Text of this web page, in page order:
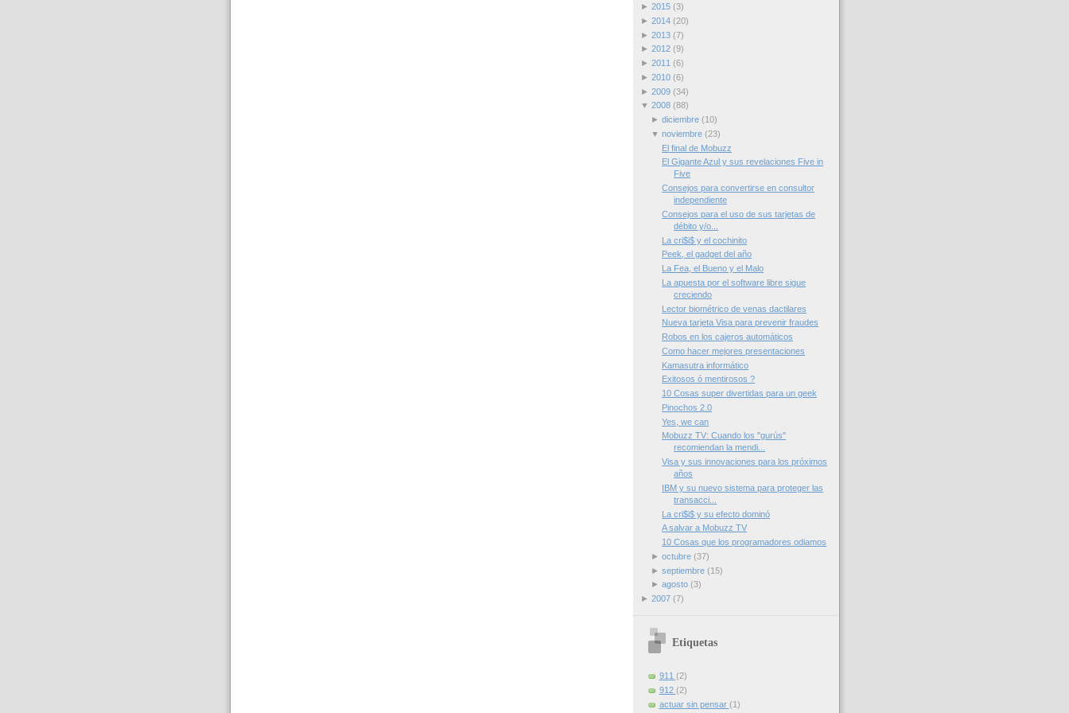
► 2015 (3)
► 2014 (20)
► 2013 (7)
► 2012 (9)
► 2011 (6)
► 2010 (6)
► 2009 (34)
▼ 2008 (88)
► diciembre (10)
▼ noviembre (23)
El final de Mobuzz
El Gigante Azul y sus revelaciones Five in
Five
Consejos para convertirse en consultor
independiente
Consejos para el uso de sus tarjetas de
débito y/o...
La cri$i$ y el cochinito
Peek, el gadget del año
La Fea, el Bueno y el Malo
La apuesta por el software libre sigue
creciendo
Lector biométrico de venas dactilares
Nueva tarjeta Visa para prevenir fraudes
Robos en los cajeros automáticos
Como hacer mejores presentaciones
Kamasutra informático
Exitosos ó mentirosos ?
10 Cosas super divertidas para un geek
Pinochos 2.0
Yes, we can
Mobuzz TV: Cuando los "gurús"
recomiendan la mendi...
Visa y sus innovaciones para los próximos
años
IBM y su nuevo sistema para proteger las
transacci...
La cri$i$ y su efecto dominó
A salvar a Mobuzz TV
10 Cosas que los programadores odiamos
► octubre (37)
► septiembre (15)
► agosto (3)
► 2007 (7)
Etiquetas
911 (2)
912 (2)
actuar sin pensar (1)